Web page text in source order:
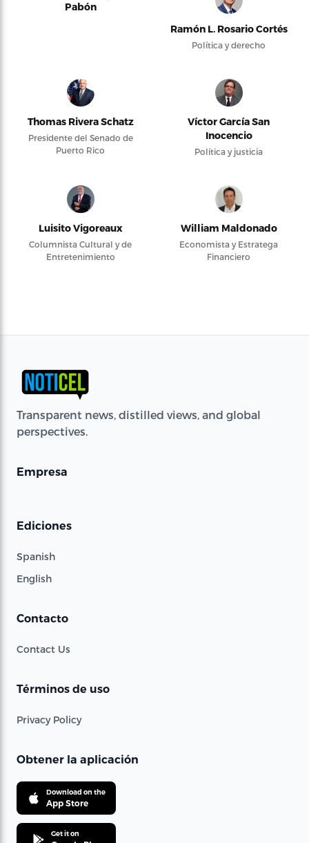
Pabón
Ramón L. Rosario Cortés
Política y derecho
Thomas Rivera Schatz
Presidente del Senado de
Puerto Rico
Víctor García San
Inocencio
Política y justicia
Luisito Vigoreaux
Columnista Cultural y de
Entretenimiento
William Maldonado
Economista y Estratega
Financiero
Transparent news, distilled views, and global
perspectives.
Empresa
Ediciones
Spanish
English
Contacto
Contact Us
Términos de uso
Privacy Policy
Obtener la aplicación
Download on the
App Store
Get it on